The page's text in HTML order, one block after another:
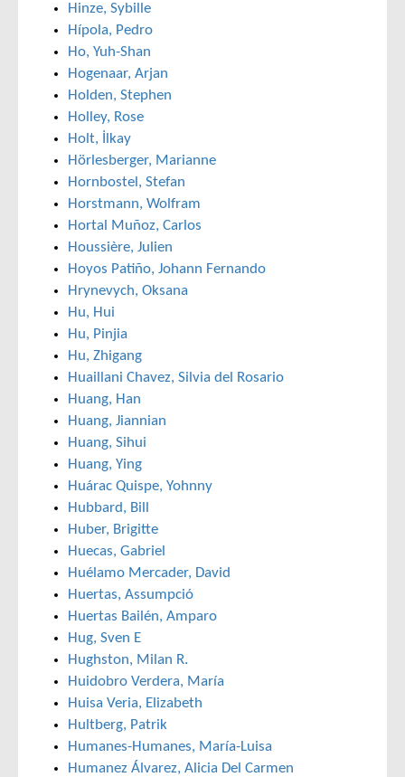
Hinze, Sybille
Hípola, Pedro
Ho, Yuh-Shan
Hogenaar, Arjan
Holden, Stephen
Holley, Rose
Holt, İlkay
Hörlesberger, Marianne
Hornbostel, Stefan
Horstmann, Wolfram
Hortal Muñoz, Carlos
Houssière, Julien
Hoyos Patiño, Johann Fernando
Hrynevych, Oksana
Hu, Hui
Hu, Pinjia
Hu, Zhigang
Huaillani Chavez, Silvia del Rosario
Huang, Han
Huang, Jiannian
Huang, Sihui
Huang, Ying
Huárac Quispe, Yohnny
Hubbard, Bill
Huber, Brigitte
Huecas, Gabriel
Huélamo Mercader, David
Huertas, Assumpció
Huertas Bailén, Amparo
Hug, Sven E
Hughston, Milan R.
Huidobro Verdera, María
Huisa Veria, Elizabeth
Hultberg, Patrik
Humanes-Humanes, María-Luisa
Humanez Álvarez, Alicia Del Carmen